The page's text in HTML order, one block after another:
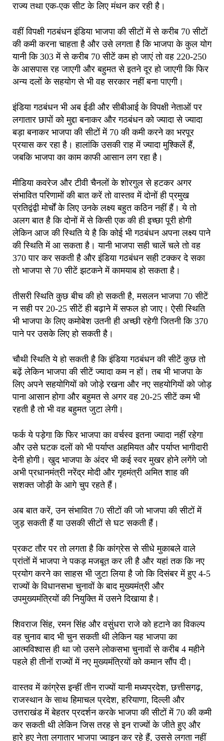
राज्य तथा एक-एक सीट के लिए मंथन कर रही है।
वहीं विपक्षी गठबंधन इंडिया भाजपा की सीटों में से करीब 70 सीटों
की कमी करना चाहता है और उसे लगता है कि भाजपा के कुल योग
यानी कि 303 में से करीब 70 सीटें कम हो जाएं तो वह 220-250
के आसपास रह जाएगी और बहुमत से इतने दूर हो जाएगी कि फिर
अन्य दलों के सहयोग से भी वह सरकार नहीं बना पाएगी।
इंडिया गठबंधन भी अब ईडी और सीबीआई के विपक्षी नेताओं पर
लगातार छापों को मुद्दा बनाकर और गठबंधन को ज्यादा से ज्यादा
बड़ा बनाकर भाजपा की सीटों में 70 की कमी करने का भरपूर
प्रयास कर रहा है। हालांकि उसकी राह में ज्यादा मुश्किलें हैं,
जबकि भाजपा का काम काफी आसान लग रहा है।
मीडिया कवरेज और टीवी चैनलों के शोरगुल से हटकर अगर
संभावित परिणामों की बात करें तो वास्तव में दोनों ही प्रमुख
प्रतिद्वंद्वी मोर्चों के लिए उनके लक्ष्य बहुत कठिन नहीं हैं। ये तो
अलग बात है कि दोनों में से किसी एक की ही इच्छा पूरी होगी
लेकिन आज की स्थिति ये है कि कोई भी गठबंधन अपना लक्ष्य पाने
की स्थिति में आ सकता है। यानी भाजपा सही चालें चले तो वह
370 पार कर सकती है और इंडिया गठबंधन सही टक्कर दे सका
तो भाजपा से 70 सीटें झटकने में कामयाब हो सकता है।
तीसरी स्थिति कुछ बीच की हो सकती है, मसलन भाजपा 70 सीटें
न सही पर 20-25 सीटें ही बढ़ाने में सफल हो जाए। ऐसी स्थिति
भी भाजपा के लिए कमोबेश उतनी ही अच्छी रहेगी जितनी कि 370
पाने पर उसके लिए हो सकती है।
चौथी स्थिति ये हो सकती है कि इंडिया गठबंधन की सीटें कुछ तो
बढ़ें लेकिन भाजपा की सीटें ज्यादा कम न हों। तब भी भाजपा के
लिए अपने सहयोगियों को जोड़े रखना और नए सहयोगियों को जोड़
पाना आसान होगा और बहुमत से अगर वह 20-25 सीटें कम भी
रहती है तो भी वह बहुमत जुटा लेगी।
फर्क ये पड़ेगा कि फिर भाजपा का वर्चस्व इतना ज्यादा नहीं रहेगा
और उसे घटक दलों को भी पर्याप्त अहमियत और पर्याप्त भागीदारी
देनी होगी। खुद भाजपा के अंदर भी कई स्वर मुखर होने लगेंगे जो
अभी प्रधानमंत्री नरेंद्र मोदी और गृहमंत्री अमित शाह की
सशक्त जोड़ी के आगे चुप रहते हैं।
अब बात करें, उन संभावित 70 सीटों की जो भाजपा की सीटों में
जुड़ सकती हैं या उसकी सीटों से घट सकती हैं।
प्रकट तौर पर तो लगता है कि कांग्रेस से सीधे मुकाबले वाले
प्रांतों में भाजपा ने पकड़ मजबूत कर ली है और यहां तक कि नए
प्रयोग करने का साहस भी जुटा लिया है जो कि दिसंबर में हुए 4-5
राज्यों के विधानसभा चुनावों के बाद मुख्यमंत्री और
उपमुख्यमंत्रियों की नियुक्ति में उसने दिखाया है।
शिवराज सिंह, रमन सिंह और वसुंधरा राजे को हटाने का विकल्प
वह चुनाव बाद भी चुन सकती थी लेकिन यह भाजपा का
आत्मविश्वास ही था जो उसने लोकसभा चुनावों से करीब 4 महीने
पहले ही तीनों राज्यों में नए मुख्यमंत्रियों को कमान सौंप दी।
वास्तव में कांग्रेस इन्हीं तीन राज्यों यानी मध्यप्रदेश, छत्तीसगढ़,
राजस्थान के साथ हिमाचल प्रदेश, हरियाणा, दिल्ली और
उत्तराखंड में बेहतर प्रदर्शन करके भाजपा की सीटों में 70 की कमी
कर सकती थी लेकिन जिस तरह से इन राज्यों के जीते हुए और
हारे हुए नेता लगातार भाजपा ज्वाइन कर रहे हैं, उससे लगता नहीं